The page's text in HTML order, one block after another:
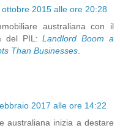
ottobre 2015 alle ore 20:28
australiana con il
del PIL:Landlord Boom a
Than Businesses
2017 alle ore 14:22
australiana inizia a destare